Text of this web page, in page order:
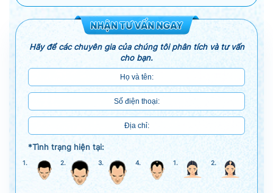
Hãy để các chuyên gia của chúng tôi phân tích và tư vấn
cho bạn.
*Tình trạng hiện tại:
1. 2. 3. 4. 1. 2.